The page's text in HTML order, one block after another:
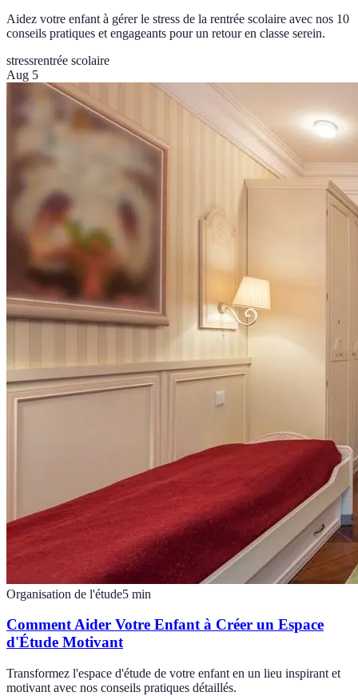
Aidez votre enfant à gérer le stress de la rentrée scolaire avec nos 10
conseils pratiques et engageants pour un retour en classe serein.
stressrentrée scolaire
Aug 5
Organisation de l'étude5 min
Comment Aider Votre Enfant à Créer un Espace
d'Étude Motivant
Transformez l'espace d'étude de votre enfant en un lieu inspirant et
motivant avec nos conseils pratiques détaillés.